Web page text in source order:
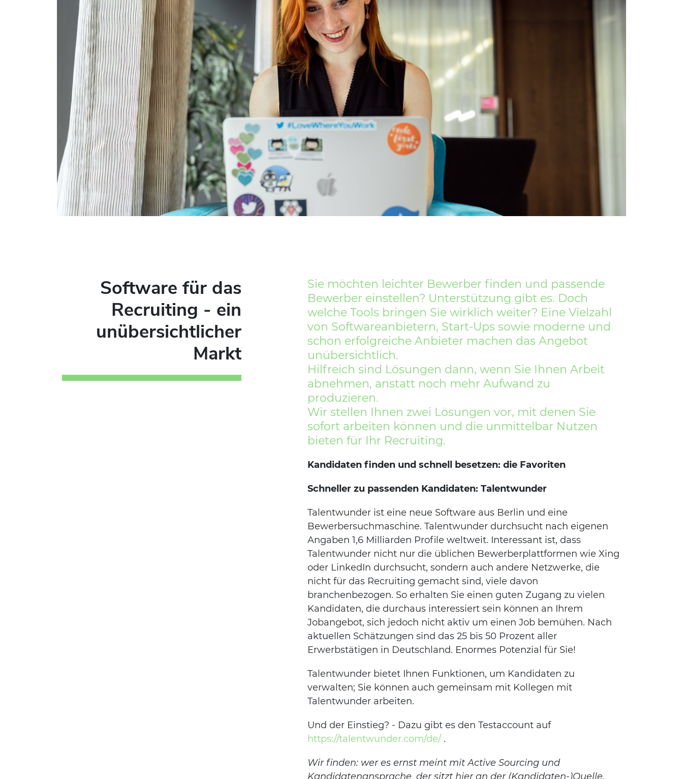
Software für das
Recruiting - ein
unübersichtlicher
Markt
Sie möchten leichter Bewerber finden und passende
Bewerber einstellen? Unterstützung gibt es. Doch
welche Tools bringen Sie wirklich weiter? Eine Vielzahl
von Softwareanbietern, Start-Ups sowie moderne und
schon erfolgreiche Anbieter machen das Angebot
unübersichtlich.
Hilfreich sind Lösungen dann, wenn Sie Ihnen Arbeit
abnehmen, anstatt noch mehr Aufwand zu
produzieren.
Wir stellen Ihnen zwei Lösungen vor, mit denen Sie
sofort arbeiten können und die unmittelbar Nutzen
bieten für Ihr Recruiting.
Kandidaten finden und schnell besetzen: die Favoriten
Schneller zu passenden Kandidaten: Talentwunder
Talentwunder ist eine neue Software aus Berlin und eine
Bewerbersuchmaschine. Talentwunder durchsucht nach eigenen
Angaben 1,6 Milliarden Profile weltweit. Interessant ist, dass
Talentwunder nicht nur die üblichen Bewerberplattformen wie Xing
oder LinkedIn durchsucht, sondern auch andere Netzwerke, die
nicht für das Recruiting gemacht sind, viele davon
branchenbezogen. So erhalten Sie einen guten Zugang zu vielen
Kandidaten, die durchaus interessiert sein können an Ihrem
Jobangebot, sich jedoch nicht aktiv um einen Job bemühen. Nach
aktuellen Schätzungen sind das 25 bis 50 Prozent aller
Erwerbstätigen in Deutschland. Enormes Potenzial für Sie!
Talentwunder bietet Ihnen Funktionen, um Kandidaten zu
verwalten; Sie können auch gemeinsam mit Kollegen mit
Talentwunder arbeiten.
Und der Einstieg? - Dazu gibt es den Testaccount auf
https://talentwunder.com/de/ .
Wir finden: wer es ernst meint mit Active Sourcing und
Kandidatenansprache, der sitzt hier an der (Kandidaten-)Quelle.